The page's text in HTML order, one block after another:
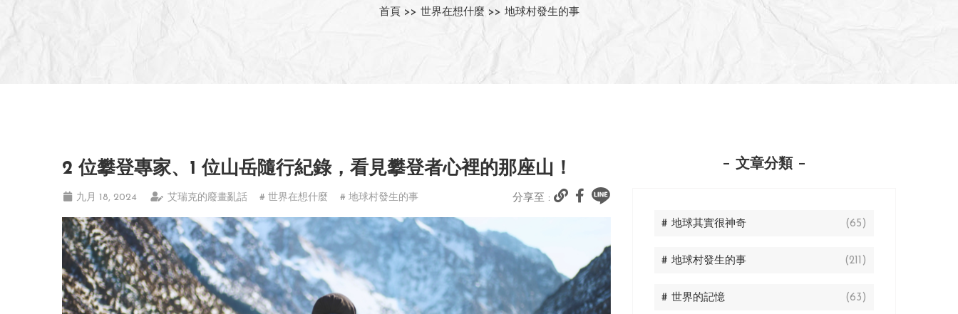
首頁 >> 世界在想什麼 >> 地球村發生的事
2 位攀登專家、1 位山岳隨行紀錄，看見攀登者心裡的那座山！
九月 18, 2024 艾瑞克的廢畫亂話 # 世界在想什麼 # 地球村發生的事 分享至 :
文章分類
# 地球其實很神奇 (65)
# 地球村發生的事 (211)
# 世界的記憶 (63)